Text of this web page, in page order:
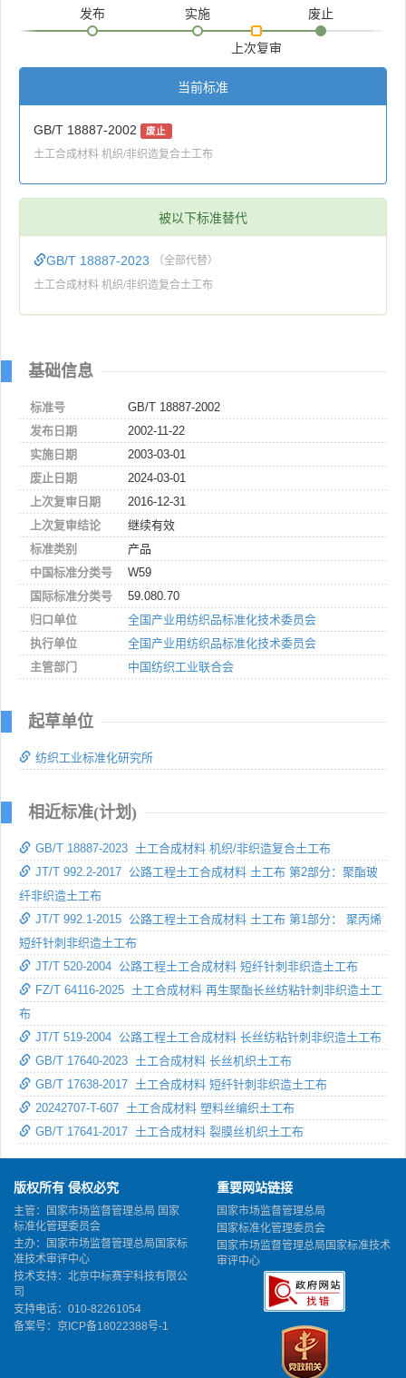
发布 实施
上次复审
废止
当前标准
GB/T 18887-2002 废止
土工合成材料 机织/非织造复合土工布
被以下标准替代
GB/T 18887-2023 （全部代替）
土工合成材料 机织/非织造复合土工布
基础信息
标准号
GB/T 18887-2002
发布日期
2002-11-22
实施日期
2003-03-01
废止日期
2024-03-01
上次复审日期
2016-12-31
上次复审结论
继续有效
标准类别
产品
中国标准分类号
W59
国际标准分类号
59.080.70
归口单位
全国产业用纺织品标准化技术委员会
执行单位
全国产业用纺织品标准化技术委员会
主管部门
中国纺织工业联合会
起草单位
纺织工业标准化研究所
相近标准(计划)
GB/T 18887-2023 土工合成材料 机织/非织造复合土工布
JT/T 992.2-2017 公路工程土工合成材料 土工布 第2部分：聚酯玻
纤非织造土工布
JT/T 992.1-2015 公路工程土工合成材料 土工布 第1部分： 聚丙烯
短纤针刺非织造土工布
JT/T 520-2004 公路工程土工合成材料 短纤针刺非织造土工布
FZ/T 64116-2025 土工合成材料 再生聚酯长丝纺粘针刺非织造土工
布
JT/T 519-2004 公路工程土工合成材料 长丝纺粘针刺非织造土工布
GB/T 17640-2023 土工合成材料 长丝机织土工布
GB/T 17638-2017 土工合成材料 短纤针刺非织造土工布
20242707-T-607 土工合成材料 塑料丝编织土工布
GB/T 17641-2017 土工合成材料 裂膜丝机织土工布
版权所有 侵权必究
主管：国家市场监督管理总局 国家
标准化管理委员会
主办：国家市场监督管理总局国家标
准技术审评中心
技术支持：北京中标赛宇科技有限公
司
支持电话：010-82261054
备案号： 京ICP备18022388号-1
重要网站链接
国家市场监督管理总局
国家标准化管理委员会
国家市场监督管理总局国家标准技术
审评中心